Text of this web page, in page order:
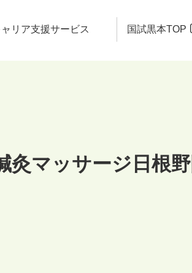
リア支援サービス 国試黒本TOP
灸マッサージ日根